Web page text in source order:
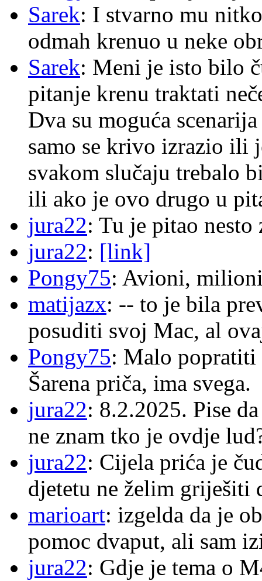
Sarek: I stvarno mu
odmah krenuo u neke
Sarek: Meni je isto bilo
pitanje krenu traktati
Dva su moguća
samo se krivo izrazio ili
svakom slučaju trebalo
ili ako je ovo drugo u
jura22: Tu je pitao
jura22: [link]
Pongy75: Avioni,
matijazx: -- to je bila
posuditi svoj Mac, al
Pongy75: Malo popratiti
Šarena priča, ima svega.
jura22: 8.2.2025. Pise
ne znam tko je ovdje
jura22: Cijela prića je
djetetu ne želim griješiti
marioart: izgelda da je
pomoc dvaput, ali sam
jura22: Gdje je tema o